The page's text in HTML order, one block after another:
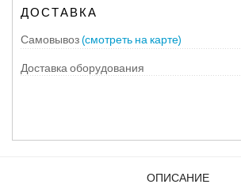
ДОСТАВКА
Самовывоз(смотреть на карте)
Доставка оборудования
ОПИСАНИЕ